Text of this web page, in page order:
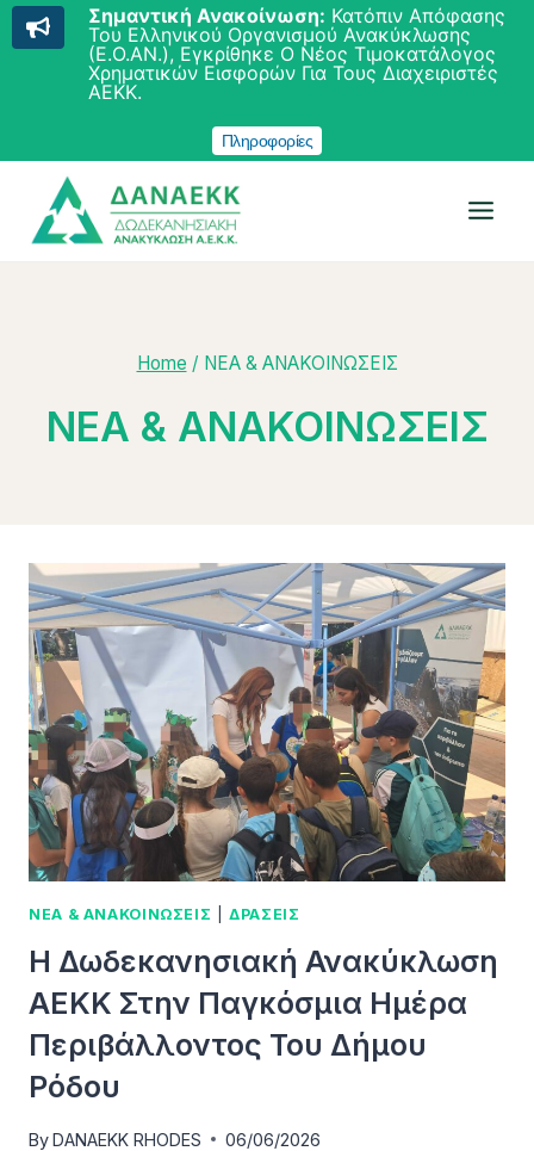
content
Home / ΝΕΑ & ΑΝΑΚΟΙΝΩΣΕΙΣ
ΝΕΑ & ΑΝΑΚΟΙΝΩΣΕΙΣ
ΝΕΑ & ΑΝΑΚΟΙΝΩΣΕΙΣ |ΔΡΑΣΕΙΣ
Η Δωδεκανησιακή Ανακύκλωση
ΑΕΚΚ Στην Παγκόσμια Ημέρα
Περιβάλλοντος Του Δήμου
Ρόδου
ByDANAEKK RHODES 06/06/2026
Σημαντική Ανακοίνωση: Κατόπιν Απόφασης
Του Ελληνικού Οργανισμού Ανακύκλωσης
(Ε.Ο.ΑΝ.), Εγκρίθηκε Ο Νέος Τιμοκατάλογος
Χρηματικών Εισφορών Για Τους Διαχειριστές
ΑΕΚΚ.
Πληροφορίες